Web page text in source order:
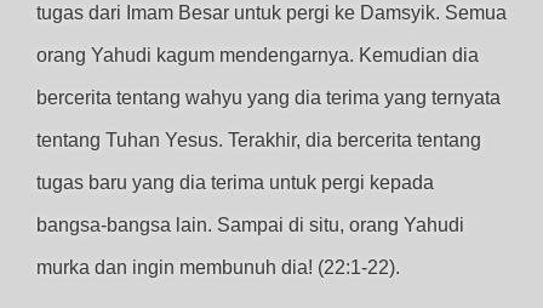
tugas dari Imam Besar untuk pergi ke Damsyik. Semua
orang Yahudi kagum mendengarnya. Kemudian dia
bercerita tentang wahyu yang dia terima yang ternyata
tentang Tuhan Yesus. Terakhir, dia bercerita tentang
tugas baru yang dia terima untuk pergi kepada
bangsa-bangsa lain. Sampai di situ, orang Yahudi
murka dan ingin membunuh dia! (22:1-22).